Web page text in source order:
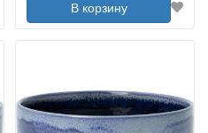
В корзину